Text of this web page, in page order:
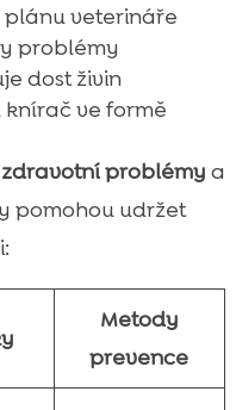
veterináře
problémy
dost živin
ve formě
zdravotní problémy a
pomohou udržet
Metody
prevence